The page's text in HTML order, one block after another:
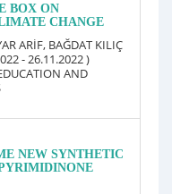
BOX ON
CHANGE
ARİF, BAĞDAT KILIÇ
- 26.11.2022 )
AND
NEW SYNTHETIC